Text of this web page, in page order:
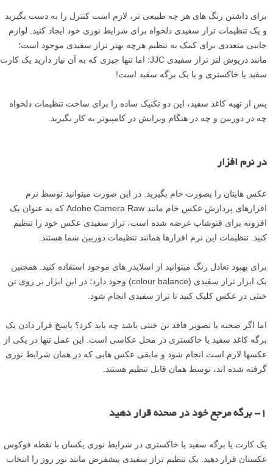
برای داشتن رنگ­ های هر چه طبیعی­ تر، لازم است کنترل را به دست بگیرید
و یک تنظیمات تراز سفیدی دلخواه برای شرایط نوری خود ایجاد کنید. لوازم
جانبی متعددی برای کمک به تنظیم هرچه بهتر تراز سفیدی موجود است؛
مانند درپوش لنز تراز سفیدی JJC؛ اما تنها چیزی که به آن نیاز دارید یک کارت
سفید یا خاکستری و یا یک برگه سفید است!
پس از تهیه کاغذ سفید، این دو تکنیک ساده را برای ساخت تنظیمات دلخواه
چه در دوربین و چه در هنگام ویرایش در کامپیوتر به کار بگیرید.
در نرم افزار
عکس­ هایتان را بصورت خام بگیرید. در این صورت می­توانید توسط نرم
افزارهای پردازش عکس خام مانند Adobe Camera Raw که به عنوان یک
افزونه برای فتوشاپ عرضه شده است، تراز سفیدی عکس خود را تنظیم
کنید. تنظیمات این نرم­ افزارها همانند تنظیمات دوربین شما هستند.
برای بهبود تعادل رنگ می­توانید از اسلایدر های موجود استفاده کنید. همچنین
یک ابزار تراز سفیدی (colour balance) وجود دارد؛ در این ابزار بر روی تن
خنثی در عکس کلیک کنید تا تراز سفیدی انجام شود.
اما اگر صحنه یا تصویر فاقد تن خنثی باشد چه باید کرد؟ پاسخ قرار دادن یک
برگه کاغذ سفید یا خاکستری در محل عکاسی است. این عمل تنها در یکی از
عکس­ها لازم است انجام شود و مابقی عکس­ هایی که در همان شرایط نوری
گرفته شده اند، توسط همان قابل تنظیم هستند.
۱- برگه مرجع خود در صحنه قرار دهید
یک کارت یا برگه سفید یا خاکستری در شرایط نوری یکسان با نقطه فوکوس
عکستان قرار دهید. یک تنظیم تراز سفیدی پیش­فرض مانند نور روز را انتخاب